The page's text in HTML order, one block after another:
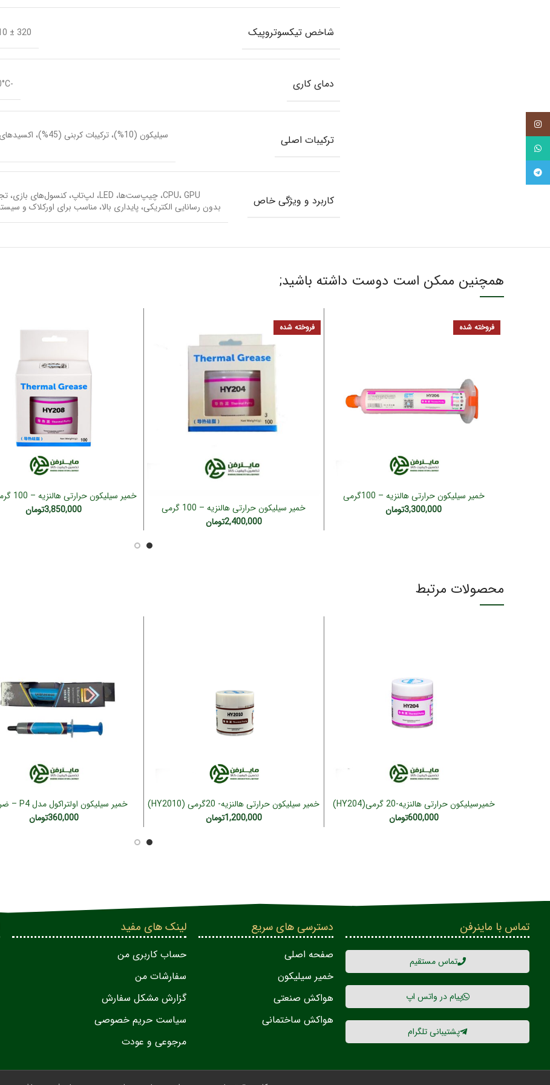
شاخص تیکسوتروپیک 320 ± 10 (1/10mm)
دمای کاری -20°C تا +130°C
ترکیبات اصلی
سیلیکون (10%)، ترکیبات کربنی (45%)، اکسیدهای فلزی (45%)
کاربرد و ویژگی خاص
CPU، GPU، چیپ‌ست‌ها، LED، لپ‌تاپ، کنسول‌های بازی، تجهیزات صنعتی
بدون رسانایی الکتریکی، پایداری بالا، مناسب برای اورکلاک و
همچنین ممکن است دوست داشته باشید;
فروخته شده
اطلاعات بیشتر
خمیر سیلیکون حرارتی هالنزیه – 100گرمی
کارتریجی (HY236)
3,300,000تومان
فروخته شده
اطلاعات بیشتر
خمیر سیلیکون حرارتی هالنزیه – 100 گرمی
(HY234)
2,400,000تومان
افزودن به سبد خرید
268 )
3,850,000تومان
محصولات مرتبط
افزودن به سبد خرید
خمیرسیلیکون حرارتی هالنزیه-20 گرمی(HY204)
600,000تومان
افزودن به سبد خرید
خمیر سیلیکون حرارتی هالنزیه- 20گرمی (HY2010)
1,200,000تومان
افزودن به سبد خرید
(سرنگی)
360,000تومان
تماس با ماینرفن
تماس مستقیم
پیام در واتس اپ
پشتیبانی تلگرام
دسترسی های سریع
صفحه اصلی
خمیر سیلیکون
هواکش صنعتی
هواکش ساختمانی
لینک های مفید
حساب کاربری من
سفارشات من
گزارش مشکل سفارش
سیاست حریم خصوصی
مرجوعی و عودت